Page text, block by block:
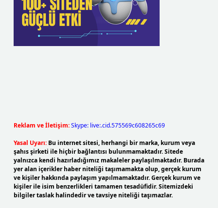
Reklam ve İletişim:Skype: live:.cid.575569c608265c69
Yasal Uyarı: Bu internet sitesi, herhangi bir marka, kurum veya
şahıs şirketi ile hiçbir bağlantısı bulunmamaktadır. Sitede
yalnızca kendi hazırladığımız makaleler paylaşılmaktadır. Burada
yer alan içerikler haber niteliği taşımamakta olup, gerçek kurum
ve kişiler hakkında paylaşım yapılmamaktadır. Gerçek kurum ve
kişiler ile isim benzerlikleri tamamen tesadüfidir. Sitemizdeki
bilgiler taslak halindedir ve tavsiye niteliği taşımazlar.